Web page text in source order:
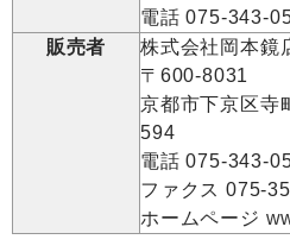
電話 075-343-
販売者
株式会社岡本鏡
〒600-8031
京都市下京区寺
594
電話 075-343-
ファクス 075-
ホームページ